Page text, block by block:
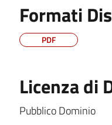
Formati
PDF
Licenza di
Pubblico Dominio